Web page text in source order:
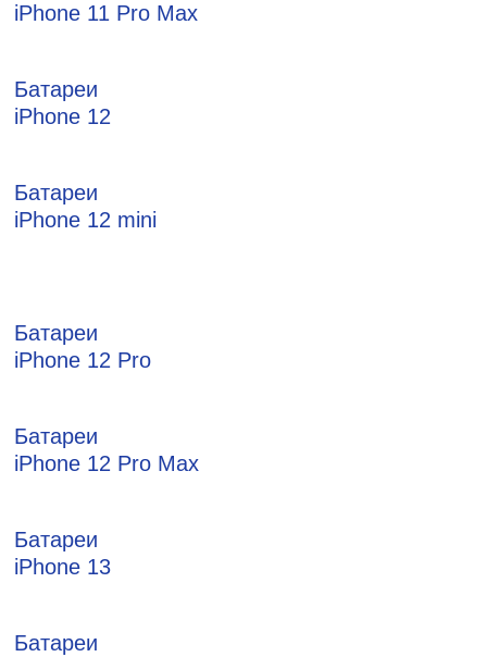
iPhone 11 Pro Max
Батареи
iPhone 12
Батареи
iPhone 12 mini
Батареи
iPhone 12 Pro
Батареи
iPhone 12 Pro Max
Батареи
iPhone 13
Батареи